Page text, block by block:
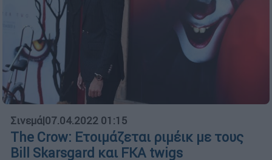
Σινεμά|07.04.2022 01:15
The Crow: Ετοιμάζεται ριμέικ με τους
Bill Skarsgard και FKA twigs